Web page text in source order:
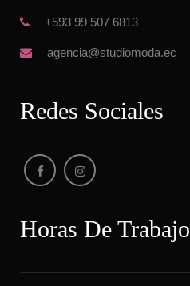
+593 99 507 6813
agencia@studiomoda.ec
Redes Sociale
Horas De Trabajo